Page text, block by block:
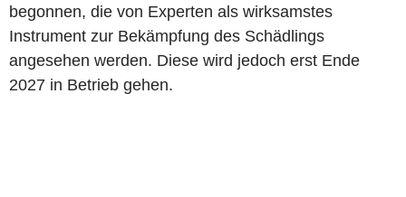
begonnen, die von Experten als wirksamstes
Instrument zur Bekämpfung des Schädlings
angesehen werden. Diese wird jedoch erst Ende
2027 in Betrieb gehen.